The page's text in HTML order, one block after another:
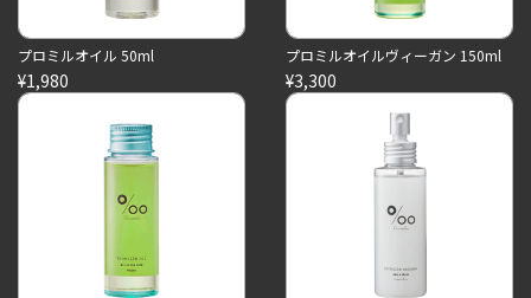
プロミルオイル 50ml
¥1,980
プロミルオイルヴィーガン 150ml
¥3,300